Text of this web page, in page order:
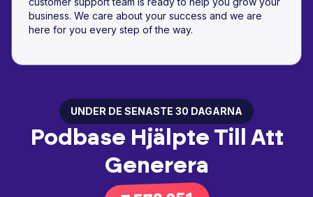
business. We care about your success and we are
here for you every step of the way.
UNDER DE SENASTE 30 DAGARNA
Podbase Hjälpte Till Att
Generera